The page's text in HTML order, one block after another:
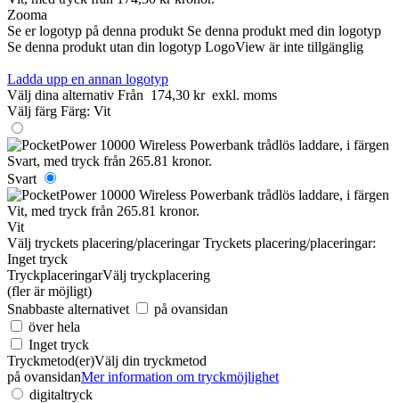
Zooma
Se er logotyp på denna produkt Se denna produkt med din logotyp
Se denna produkt utan din logotyp LogoView är inte tillgänglig
Ladda upp en annan logotyp
Välj dina alternativ Från 174,30 kr exkl. moms
Välj färg Färg: Vit
Svart
Vit
Välj tryckets placering/placeringar Tryckets placering/placeringar:
Inget tryck
TryckplaceringarVälj tryckplacering
(fler är möjligt)
Snabbaste alternativet
på ovansidan
över hela
Inget tryck
Tryckmetod(er)Välj din tryckmetod
på ovansidanMer information om tryckmöjlighet
digitaltryck